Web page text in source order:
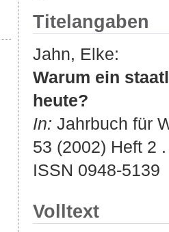
Titelangaben
Jahn, Elke:
Warum ein
heute?
In: Jahrbuch für
53 (2002) Heft 2
ISSN 0948-5139
Volltext